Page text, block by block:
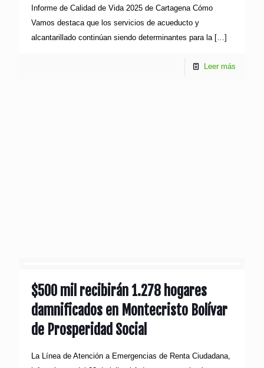
Informe de Calidad de Vida 2025 de Cartagena Cómo
Vamos destaca que los servicios de acueducto y
alcantarillado continúan siendo determinantes para la […]
Leer más
$500 mil recibirán 1.278 hogares
damnificados en Montecristo Bolívar
de Prosperidad Social
La Línea de Atención a Emergencias de Renta Ciudadana,